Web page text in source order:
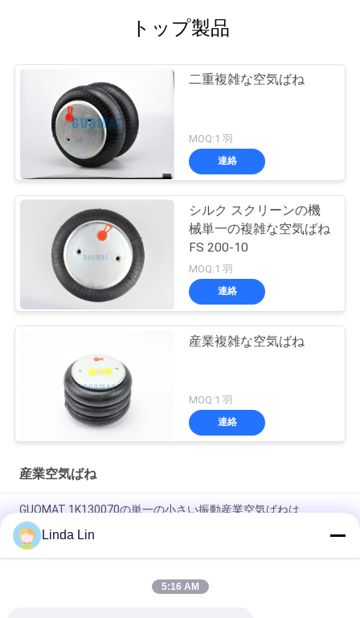
トップ製品
二重複雑な空気ばね
MOQ:1 羽
連絡
シルク スクリーンの機
械単一の複雑な空気ばね
FS 200-10
MOQ:1 羽
連絡
産業複雑な空気ばね
MOQ:1 羽
連絡
産業空気ばね
GUOMAT 1K130070の単一の小さい振動産業空気ばねは
Goodyear 1B5-500を示します
ゴム製鋼鉄EB-165-65 Festoの空気ばねのアクチュエーター
Linda Lin
5:16 AM